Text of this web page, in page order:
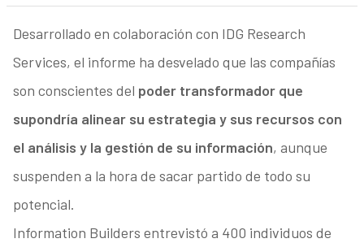
Desarrollado en colaboración con IDG Research
Services, el informe ha desvelado que las compañías
son conscientes del poder transformador que
supondría alinear su estrategia y sus recursos con
el análisis y la gestión de su información, aunque
suspenden a la hora de sacar partido de todo su
potencial.
Information Builders entrevistó a 400 individuos de